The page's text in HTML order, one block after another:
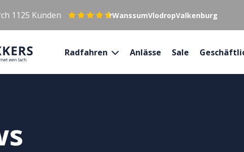
1125 Kunden WanssumVlodropValkenburg
Radfahren Anlässe Sale